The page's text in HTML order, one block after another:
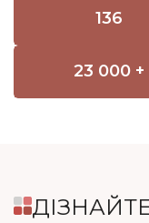
136
23 000 +